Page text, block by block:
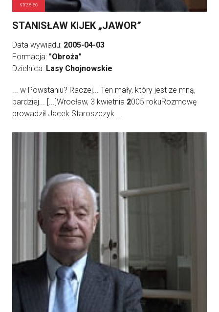
strzelec
STANISŁAW KIJEK „JAWOR”
Data wywiadu: 2005-04-03
Formacja: "Obroża"
Dzielnica: Lasy Chojnowskie
... w Powstaniu? Raczej... Ten mały, który jest ze mną,
bardziej... [...]Wrocław, 3 kwietnia 2005 rokuRozmowę
prowadził Jacek Staroszczyk ...